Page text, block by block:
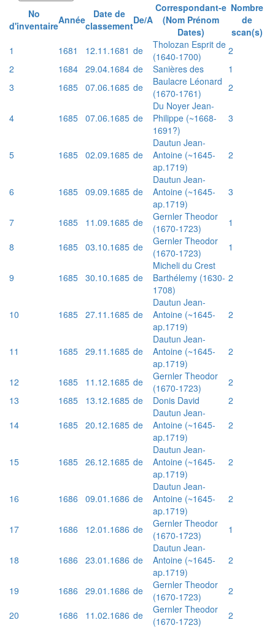
No
d'inventaireAnnée
Date de
classementDe/A
Correspondant-e
(Nom Prénom
Dates)
Nombre
de
scan(s)
1
1681 12.11.1681 de
Tholozan Esprit de
(1640-1700)
2
2
1684 29.04.1684 de Sanières des
1
3
1685 07.06.1685 de
Baulacre Léonard
(1670-1761)
2
4 1685 07.06.1685 de
Du Noyer Jean-
Philippe (~1668-
1691?)
3
5 1685 02.09.1685 de
Dautun Jean-
Antoine (~1645-
ap.1719)
2
6 1685 09.09.1685 de
Dautun Jean-
Antoine (~1645-
ap.1719)
3
7 1685 11.09.1685 de
Gernler Theodor
(1670-1723)
1
8
1685 03.10.1685 de
Gernler Theodor
(1670-1723)
1
9 1685 30.10.1685 de
Micheli du Crest
Barthélemy (1630-
1708)
2
10 1685 27.11.1685 de
Dautun Jean-
Antoine (~1645-
ap.1719)
2
11 1685 29.11.1685 de
Dautun Jean-
Antoine (~1645-
ap.1719)
2
12 1685 11.12.1685 de
Gernler Theodor
(1670-1723)
2
13
1685 13.12.1685 de Donis David
2
14
1685 20.12.1685 de
Dautun Jean-
Antoine (~1645-
ap.1719)
2
15 1685 26.12.1685 de
Dautun Jean-
Antoine (~1645-
ap.1719)
2
16 1686 09.01.1686 de
Dautun Jean-
Antoine (~1645-
ap.1719)
2
17 1686 12.01.1686 de
Gernler Theodor
(1670-1723)
1
18 1686 23.01.1686 de
Dautun Jean-
Antoine (~1645-
ap.1719)
2
19 1686 29.01.1686 de
Gernler Theodor
(1670-1723)
2
20
1686 11.02.1686 de
Gernler Theodor
(1670-1723)
2